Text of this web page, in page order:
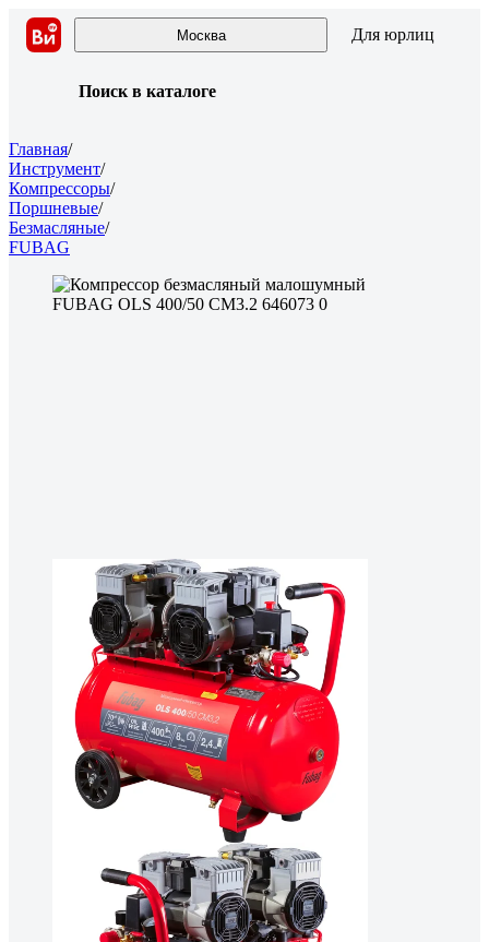
Москва Для юрлиц
Поиск в каталоге
Главная/
Инструмент/
Компрессоры/
Поршневые/
Безмасляные/
FUBAG